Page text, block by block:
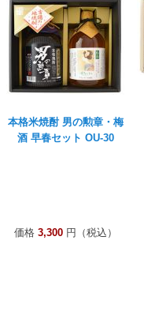
本格米焼酎 男の勲章・梅
酒 早春セット OU-30
価格 3,300円（税込）